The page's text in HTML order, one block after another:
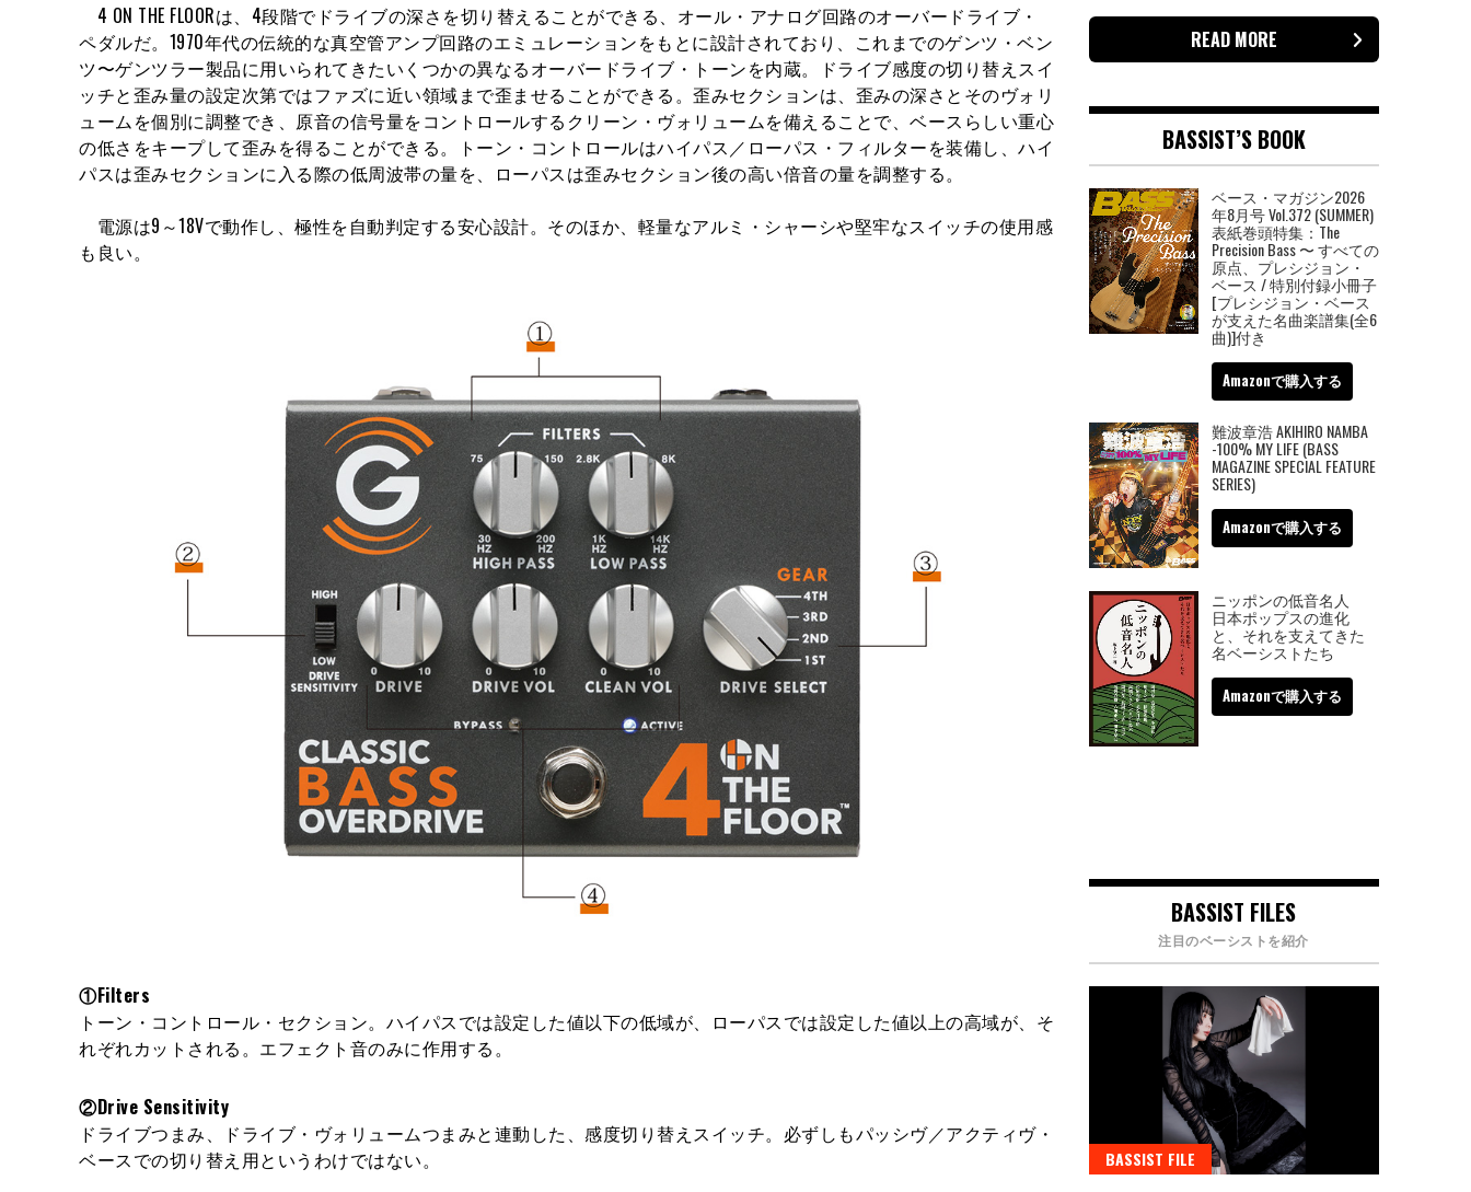
4 ON THE FLOORは、4段階でドライブの深さを切り替えることができる、オール・アナログ回路のオーバードライブ・
ペダルだ。1970年代の伝統的な真空管アンプ回路のエミュレーションをもとに設計されており、これまでのゲンツ・ベン
ツ〜ゲンツラー製品に用いられてきたいくつかの異なるオーバードライブ・トーンを内蔵。ドライブ感度の切り替えスイ
ッチと歪み量の設定次第ではファズに近い領域まで歪ませることができる。歪みセクションは、歪みの深さとそのヴォリ
ュームを個別に調整でき、原音の信号量をコントロールするクリーン・ヴォリュームを備えることで、ベースらしい重心
の低さをキープして歪みを得ることができる。トーン・コントロールはハイパス／ローパス・フィルターを装備し、ハイ
パスは歪みセクションに入る際の低周波帯の量を、ローパスは歪みセクション後の高い倍音の量を調整する。
電源は9～18Vで動作し、極性を自動判定する安心設計。そのほか、軽量なアルミ・シャーシや堅牢なスイッチの使用感
も良い。
①Filters
トーン・コントロール・セクション。ハイパスでは設定した値以下の低域が、ローパスでは設定した値以上の高域が、そ
れぞれカットされる。エフェクト音のみに作用する。
②Drive Sensitivity
ドライブつまみ、ドライブ・ヴォリュームつまみと連動した、感度切り替えスイッチ。必ずしもパッシヴ／アクティヴ・
ベースでの切り替え用というわけではない。
READ MORE
BASSIST’S BOOK
ベース・マガジン2026
年8月号 Vol.372 (SUMMER)
表紙巻頭特集：The
Precision Bass 〜 すべての
原点、プレシジョン・
ベース / 特別付録小冊子
[プレシジョン・ベース
が支えた名曲楽譜集(全6
曲)]付き
Amazonで購入する
難波章浩 AKIHIRO NAMBA
-100% MY LIFE (BASS
MAGAZINE SPECIAL FEATURE
SERIES)
Amazonで購入する
ニッポンの低音名人
日本ポップスの進化
と、それを支えてきた
名ベーシストたち
Amazonで購入する
BASSIST FILES
注目のベーシストを紹介
BASSIST FILE